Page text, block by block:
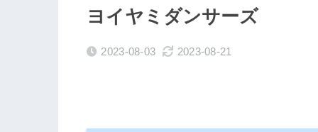
ヨイヤミダンサーズ
2023-08-03 2023-08-21